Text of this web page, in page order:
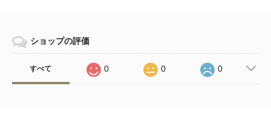
ショップの評価
すべて 0 0 0